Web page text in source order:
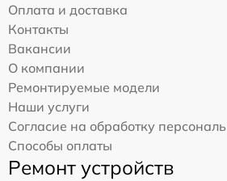
Оплата и доставка
Контакты
Вакансии
О компании
Ремонтируемые модели
Наши услуги
Согласие на обработку
Способы оплаты
Ремонт устройств